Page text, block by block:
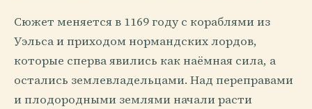
Сюжет меняется в 1169 году с кораблями из
Уэльса и приходом нормандских лордов,
которые сперва явились как наёмная сила, а
остались землевладельцами. Над переправами
и плодородными землями начали расти